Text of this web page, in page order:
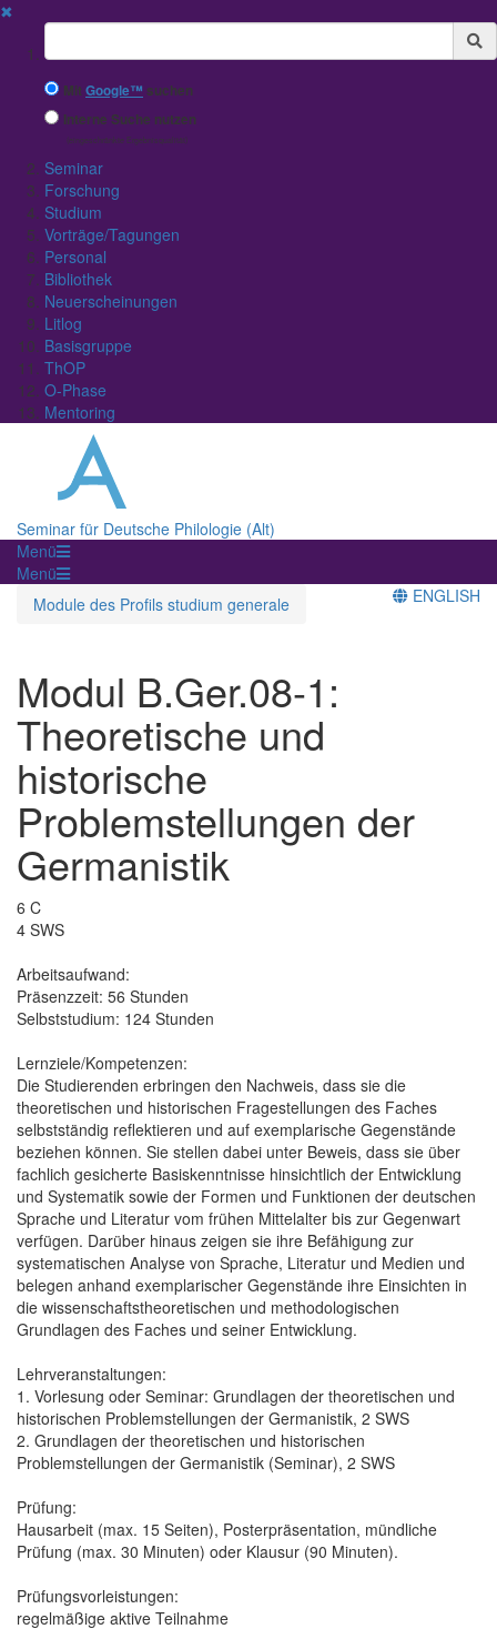
✖
Suchbegriff
MitGoogle™ suchen
Interne Suche nutzen
(eingeschränkte Ergebnisqualität)
Seminar
Forschung
Studium
Vorträge/Tagungen
Personal
Bibliothek
Neuerscheinungen
Litlog
Basisgruppe
ThOP
O-Phase
Mentoring
Seminar für Deutsche Philologie (Alt)
Menü
Menü
Module des Profils studium generale
ENGLISH
Modul B.Ger.08-1:
Theoretische und
historische
Problemstellungen der
Germanistik
6 C
4 SWS
Arbeitsaufwand:
Präsenzzeit: 56 Stunden
Selbststudium: 124 Stunden
Lernziele/Kompetenzen:
Die Studierenden erbringen den Nachweis, dass sie die
theoretischen und historischen Fragestellungen des Faches
selbstständig reflektieren und auf exemplarische Gegenstände
beziehen können. Sie stellen dabei unter Beweis, dass sie über
fachlich gesicherte Basiskenntnisse hinsichtlich der Entwicklung
und Systematik sowie der Formen und Funktionen der deutschen
Sprache und Literatur vom frühen Mittelalter bis zur Gegenwart
verfügen. Darüber hinaus zeigen sie ihre Befähigung zur
systematischen Analyse von Sprache, Literatur und Medien und
belegen anhand exemplarischer Gegenstände ihre Einsichten in
die wissenschaftstheoretischen und methodologischen
Grundlagen des Faches und seiner Entwicklung.
Lehrveranstaltungen:
1. Vorlesung oder Seminar: Grundlagen der theoretischen und
historischen Problemstellungen der Germanistik, 2 SWS
2. Grundlagen der theoretischen und historischen
Problemstellungen der Germanistik (Seminar), 2 SWS
Prüfung:
Hausarbeit (max. 15 Seiten), Posterpräsentation, mündliche
Prüfung (max. 30 Minuten) oder Klausur (90 Minuten).
Prüfungsvorleistungen:
regelmäßige aktive Teilnahme